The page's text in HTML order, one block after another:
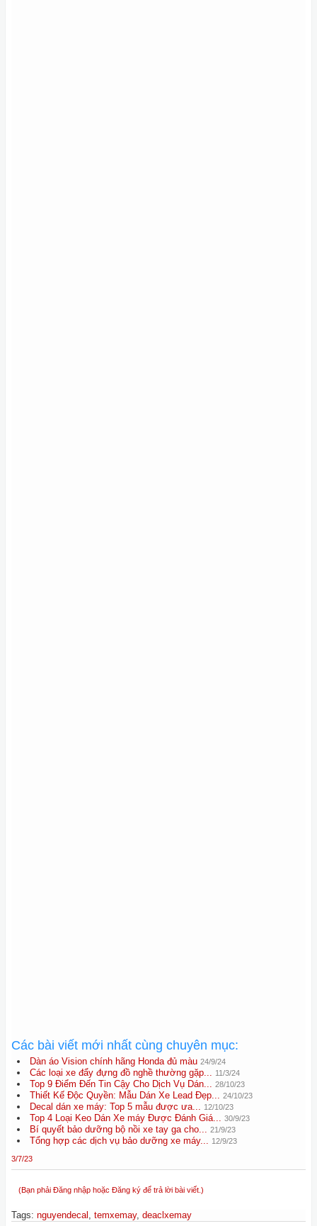
Các bài viết mới nhất cùng chuyên mục:
Dàn áo Vision chính hãng Honda đủ màu 24/9/24
Các loại xe đẩy đựng đồ nghề thường gặp... 11/3/24
Top 9 Điểm Đến Tin Cậy Cho Dịch Vụ Dán... 28/10/23
Thiết Kế Độc Quyền: Mẫu Dán Xe Lead Đẹp... 24/10/23
Decal dán xe máy: Top 5 mẫu được ưa... 12/10/23
Top 4 Loại Keo Dán Xe máy Được Đánh Giá... 30/9/23
Bí quyết bảo dưỡng bộ nồi xe tay ga cho... 21/9/23
Tổng hợp các dịch vụ bảo dưỡng xe máy... 12/9/23
3/7/23
(Bạn phải Đăng nhập hoặc Đăng ký để trả lời bài viết.)
Tags: nguyendecal , temxemay, deaclxemay